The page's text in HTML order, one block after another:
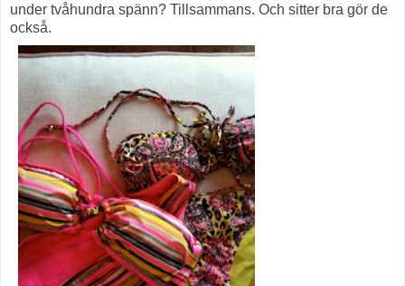
under tvåhundra spänn? Tillsammans. Och sitter bra gör de
också.